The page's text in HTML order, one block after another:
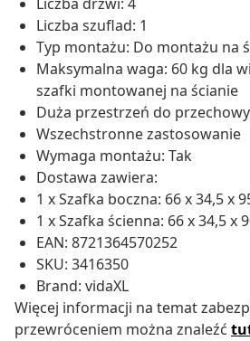
Liczba szuflad: 1
Typ montażu: Do montażu na
Maksymalna waga: 60 kg dla
szafki montowanej na ścianie
Duża przestrzeń do
Wszechstronne zastosowanie
Wymaga montażu: Tak
Dostawa zawiera:
1 x Szafka boczna: 66 x 34,5 x
1 x Szafka ścienna: 66 x 34,5 x
EAN: 8721364570252
SKU: 3416350
Brand: vidaXL
Więcej informacji na temat
przewróceniem można znaleźć